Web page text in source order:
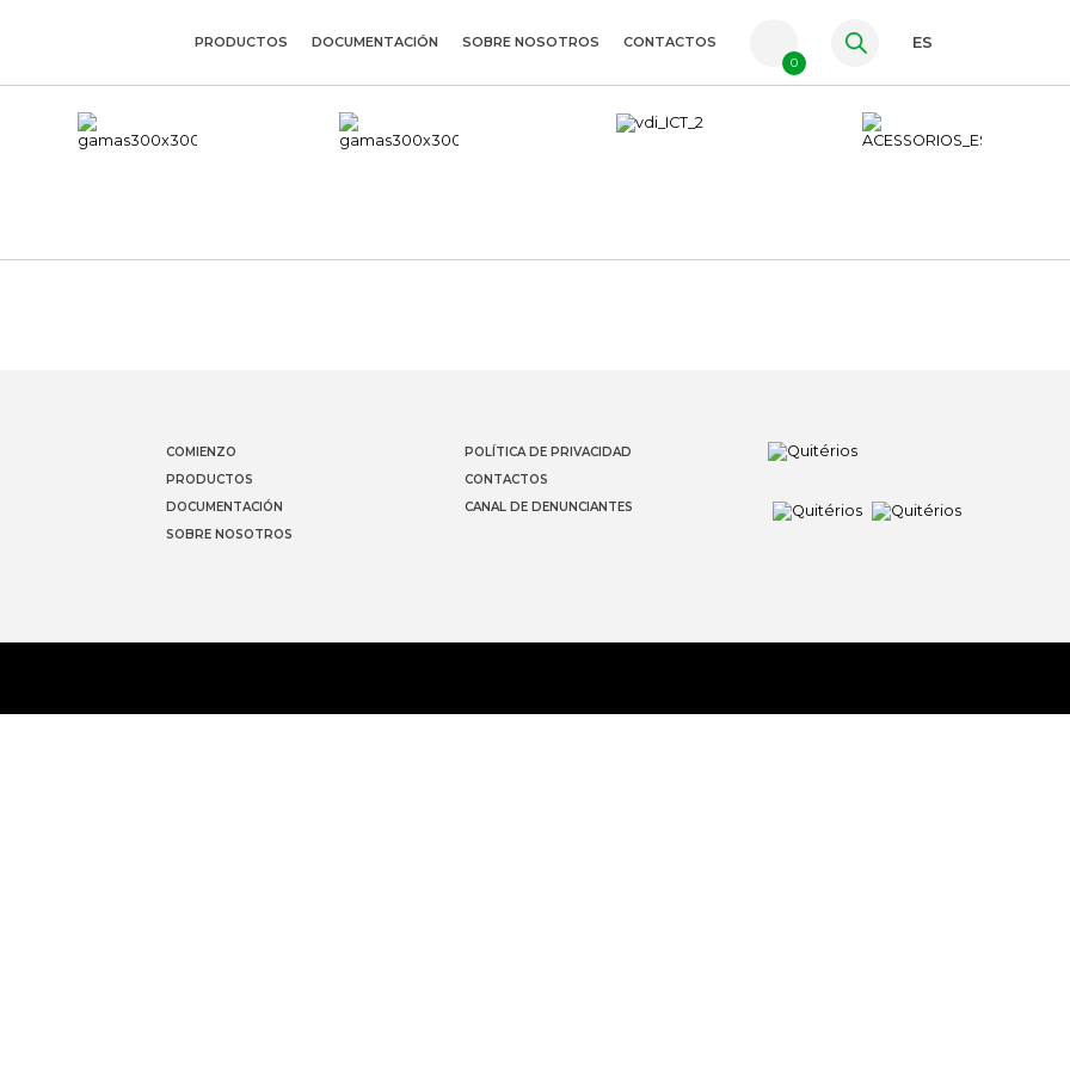
FR
PRODUCTOS DOCUMENTACIÓN SOBRE NOSOTROS CONTACTOS
0
ES
COMIENZO
PRODUCTOS
DOCUMENTACIÓN
SOBRE NOSOTROS
POLÍTICA DE PRIVACIDAD
CONTACTOS
CANAL DE DENUNCIANTES